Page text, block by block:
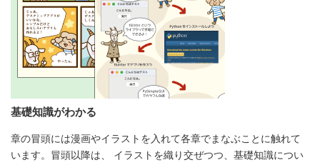
基礎知識がわかる
章の冒頭には漫画やイラストを入れて各章でまなぶことに触れて
います。冒頭以降は、 イラストを織り交ぜつつ、基礎知識につい